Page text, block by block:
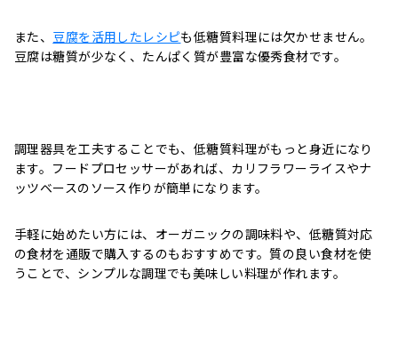
また、 豆腐を活用したレシピも低糖質料理には欠かせません。
豆腐は糖質が少なく、たんぱく質が豊富な優秀食材です。
調理器具を工夫することでも、低糖質料理がもっと身近になり
ます。フードプロセッサーがあれば、カリフラワーライスやナ
ッツベースのソース作りが簡単になります。
手軽に始めたい方には、オーガニックの調味料や、低糖質対応
の食材を通販で購入するのもおすすめです。質の良い食材を使
うことで、シンプルな調理でも美味しい料理が作れます。